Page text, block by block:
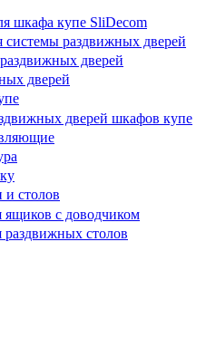
шкафа купе SliDecom
системы раздвижных дверей
дверей
дверей
дверей шкафов купе
и столов
с доводчиком
столов